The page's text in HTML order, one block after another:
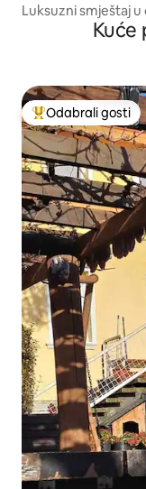
Luksuzni smještaj
Kuće
Među najviše
Odabrali gosti